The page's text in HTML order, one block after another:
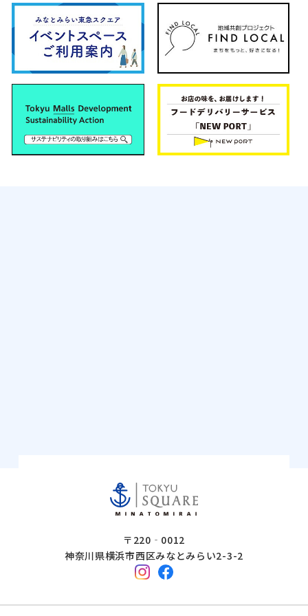
〒220‐0012
神奈川県横浜市西区みなとみらい2-3-2